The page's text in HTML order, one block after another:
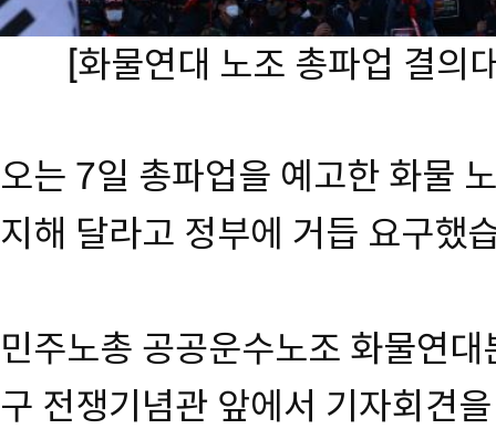
[화물연대 노조 총파업 결
오는 7일 총파업을 예고한 화물
지해 달라고 정부에 거듭 요구했
민주노총 공공운수노조 화물연
구 전쟁기념관 앞에서 기자회견